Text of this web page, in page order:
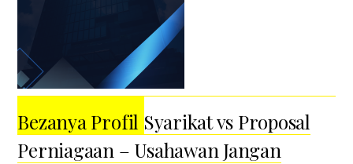
Bezanya Profil Syarikat vs Proposal
Perniagaan – Usahawan Jangan